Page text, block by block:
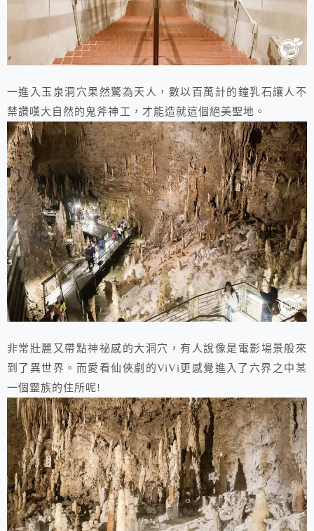
一進入玉泉洞穴果然驚為天人，數以百萬計的鐘乳石讓人不
禁讚嘆大自然的鬼斧神工，才能造就這個絕美聖地。
非常壯麗又帶點神祕感的大洞穴，有人說像是電影場景般來
到了異世界。而愛看仙俠劇的ViVi更感覺進入了六界之中某
一個靈族的住所呢!